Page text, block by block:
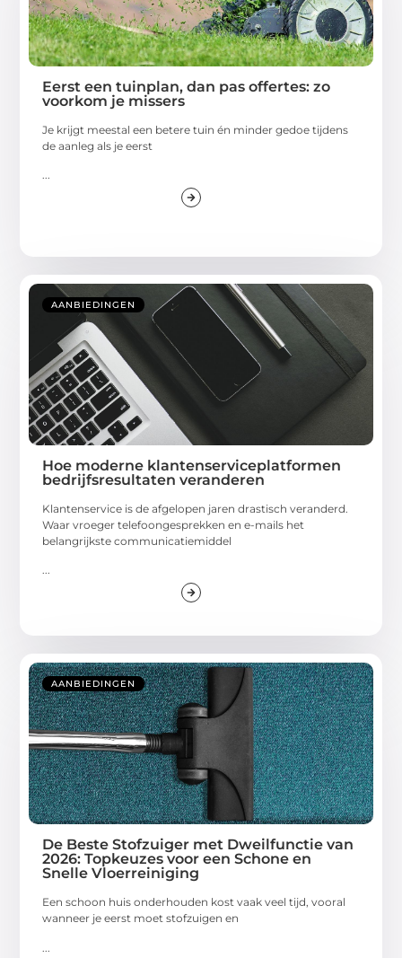
Eerst een tuinplan, dan pas offertes: zo
voorkom je missers
Je krijgt meestal een betere tuin én minder gedoe tijdens
de aanleg als je eerst
AANBIEDINGEN
Hoe moderne klantenserviceplatformen
bedrijfsresultaten veranderen
Klantenservice is de afgelopen jaren drastisch veranderd.
Waar vroeger telefoongesprekken en e-mails het
belangrijkste communicatiemiddel
...
AANBIEDINGEN
De Beste Stofzuiger met Dweilfunctie van
2026: Topkeuzes voor een Schone en
Snelle Vloerreiniging
Een schoon huis onderhouden kost vaak veel tijd, vooral
wanneer je eerst moet stofzuigen en